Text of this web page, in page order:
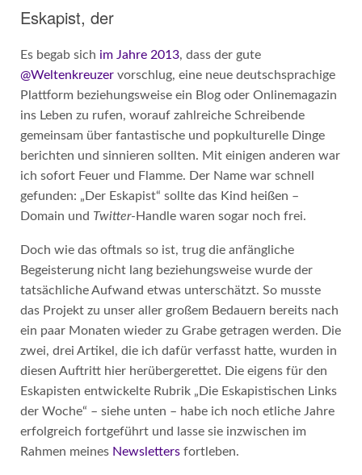
Eskapist, der
Es begab sich im Jahre 2013, dass der gute
@Weltenkreuzervorschlug, eine neue deutschsprachige
Plattform beziehungsweise ein Blog oder Onlinemagazin
ins Leben zu rufen, worauf zahlreiche Schreibende
gemeinsam über fantastische und popkulturelle Dinge
berichten und sinnieren sollten. Mit einigen anderen war
ich sofort Feuer und Flamme. Der Name war schnell
gefunden: „Der Eskapist“ sollte das Kind heißen –
Domain und Twitter-Handle waren sogar noch frei.
Doch wie das oftmals so ist, trug die anfängliche
Begeisterung nicht lang beziehungsweise wurde der
tatsächliche Aufwand etwas unterschätzt. So musste
das Projekt zu unser aller großem Bedauern bereits nach
ein paar Monaten wieder zu Grabe getragen werden. Die
zwei, drei Artikel, die ich dafür verfasst hatte, wurden in
diesen Auftritt hier herübergerettet. Die eigens für den
Eskapisten entwickelte Rubrik „Die Eskapistischen Links
der Woche“ – siehe unten – habe ich noch etliche Jahre
erfolgreich fortgeführt und lasse sie inzwischen im
Rahmen meines Newslettersfortleben.